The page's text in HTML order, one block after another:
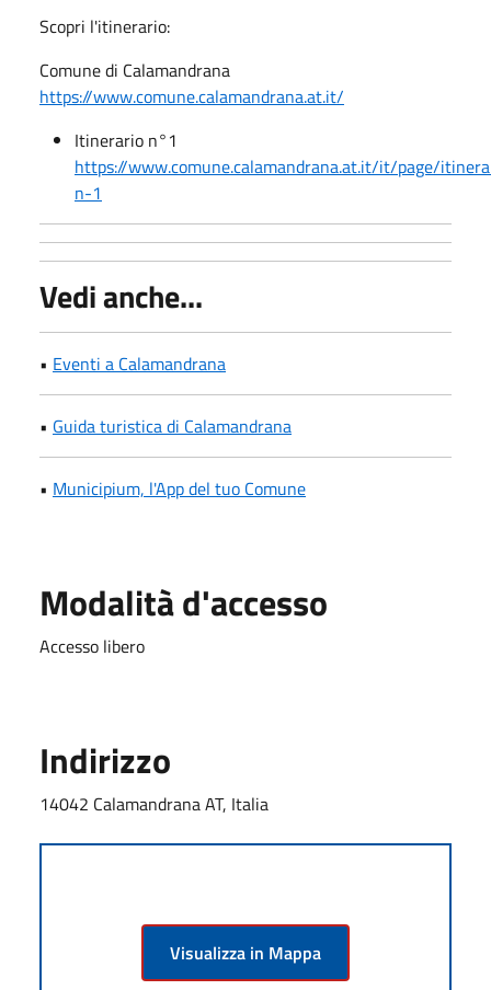
Scopri l'itinerario:
Comune di Calamandrana
https://www.comune.calamandrana.at.it/
Itinerario n°1
https://www.comune.calamandrana.at.it/it/page/
n-1
Vedi anche...
• Eventi a Calamandrana
• Guida turistica di Calamandrana
• Municipium, l'App del tuo Comune
Modalità d'accesso
Accesso libero
Indirizzo
14042 Calamandrana AT, Italia
Visualizza in Mappa